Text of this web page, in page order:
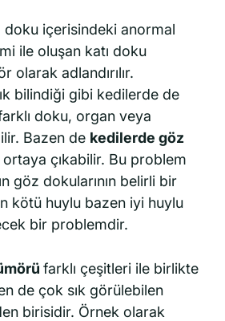
doku içerisindeki anormal
ile oluşan katı doku
olarak adlandırılır.
bilindiği gibi kedilerde de
doku, organ veya
Bazen de kedilerde göz
çıkabilir. Bu problem
göz dokularının belirli bir
kötü huylu bazen iyi huylu
bir problemdir.
farklı çeşitleri ile birlikte
de çok sık görülebilen
birisidir. Örnek olarak